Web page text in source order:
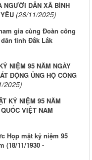
NGƯỜI DÂN XÃ BÌNH
(26/11/2025)
gia cùng Đoàn công
tỉnh Đắk Lắk
NIỆM 95 NĂM NGÀY
ĐỘNG ỦNG HỘ CÔNG
2025)
KỶ NIỆM 95 NĂM
VIỆT NAM
Họp mặt kỷ niệm 95
(18/11/1930 -